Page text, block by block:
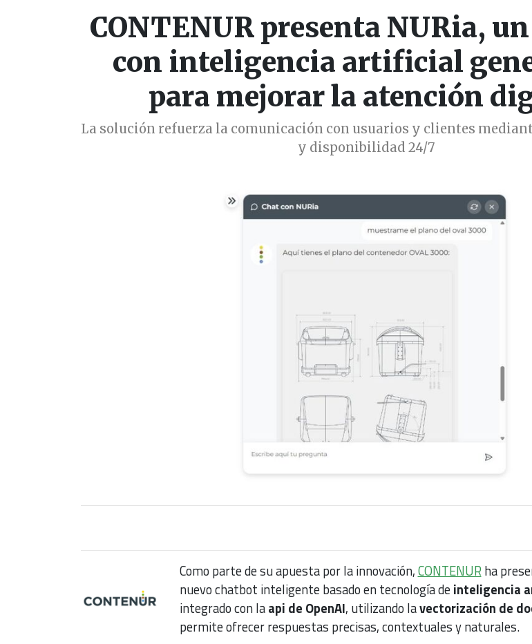
CONTENUR presenta NURia,
con inteligencia artificial
para mejorar la atención
La solución refuerza la comunicación con usuarios y clientes
y disponibilidad 24/7
Como parte de su apuesta por la innovación,CONTENUR ha
nuevo chatbot inteligente basado en tecnología deinteligencia
integrado con laapi de OpenAI, utilizando lavectorización de
permite ofrecer respuestas precisas, contextuales y naturales.